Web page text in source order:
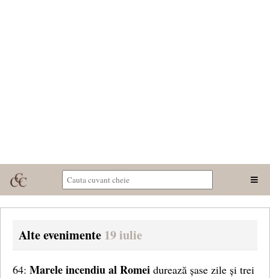
Alte evenimente 19 iulie
64: Marele incendiu al Romei durează șase zile și trei